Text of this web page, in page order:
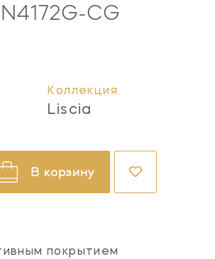
CG
Коллекция
Liscia
В корзину
покрытием